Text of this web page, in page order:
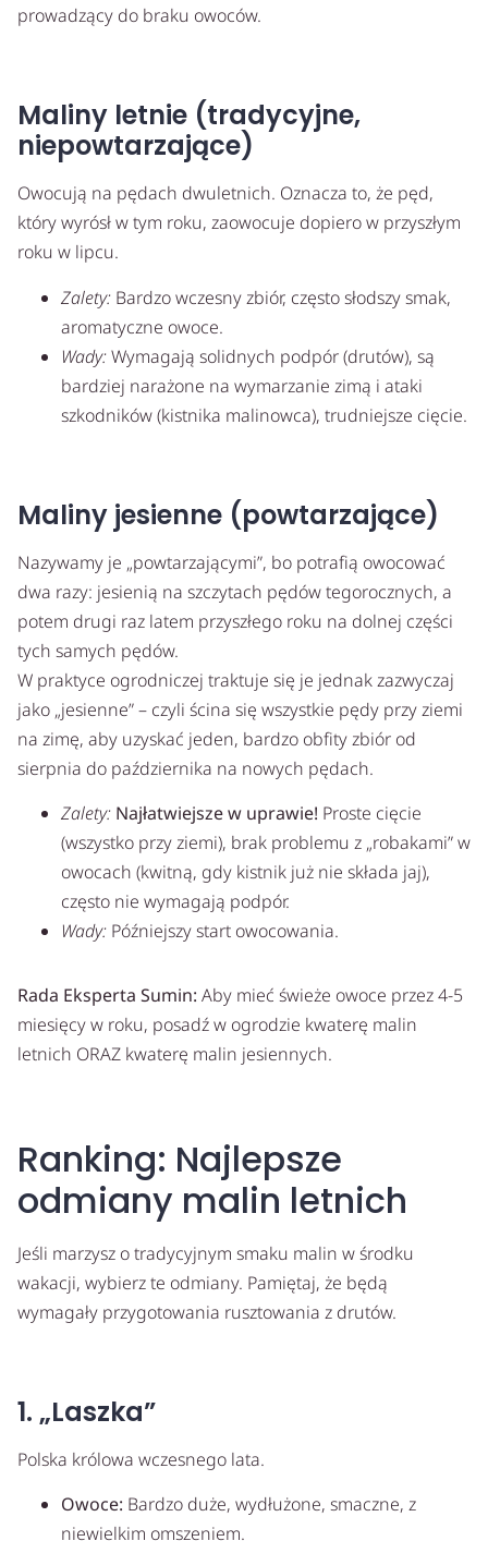
prowadzący do braku owoców.
Maliny letnie (tradycyjne,
niepowtarzające)
Owocują na pędach dwuletnich. Oznacza to, że pęd,
który wyrósł w tym roku, zaowocuje dopiero w przyszłym
roku w lipcu.
Zalety: Bardzo wczesny zbiór, często słodszy smak,
aromatyczne owoce.
Wady: Wymagają solidnych podpór (drutów), są
bardziej narażone na wymarzanie zimą i ataki
szkodników (kistnika malinowca), trudniejsze cięcie.
Maliny jesienne (powtarzające)
Nazywamy je „powtarzającymi”, bo potrafią owocować
dwa razy: jesienią na szczytach pędów tegorocznych, a
potem drugi raz latem przyszłego roku na dolnej części
tych samych pędów.
W praktyce ogrodniczej traktuje się je jednak zazwyczaj
jako „jesienne” – czyli ścina się wszystkie pędy przy ziemi
na zimę, aby uzyskać jeden, bardzo obfity zbiór od
sierpnia do października na nowych pędach.
Zalety: Najłatwiejsze w uprawie! Proste cięcie
(wszystko przy ziemi), brak problemu z „robakami” w
owocach (kwitną, gdy kistnik już nie składa jaj),
często nie wymagają podpór.
Wady: Późniejszy start owocowania.
Rada Eksperta Sumin: Aby mieć świeże owoce przez 4-5
miesięcy w roku, posadź w ogrodzie kwaterę malin
letnich ORAZ kwaterę malin jesiennych.
Ranking: Najlepsze
odmiany malin letnich
Jeśli marzysz o tradycyjnym smaku malin w środku
wakacji, wybierz te odmiany. Pamiętaj, że będą
wymagały przygotowania rusztowania z drutów.
1. „Laszka”
Polska królowa wczesnego lata.
Owoce: Bardzo duże, wydłużone, smaczne, z
niewielkim omszeniem.